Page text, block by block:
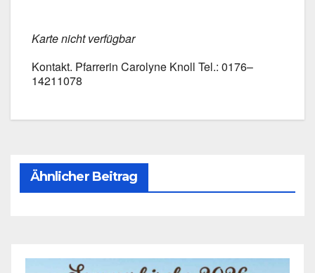
Kar­te nicht ver­füg­bar
Kon­takt. Pfar­re­rin Caro­ly­ne Knoll Tel.: 0176–
14211078
Ähnlicher Beitrag